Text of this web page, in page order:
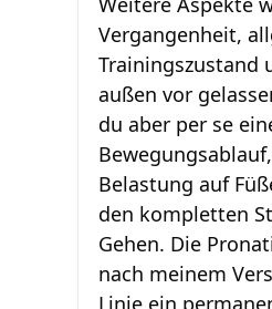
Vergangenheit,
Trainingszustand
außen vor
du aber per se
Belastung auf
den kompletten
Gehen. Die
nach meinem
Linie ein